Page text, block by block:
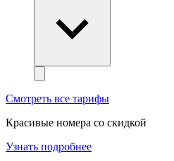
Смотреть все тарифы
Красивые номера со скидкой
Узнать подробнее